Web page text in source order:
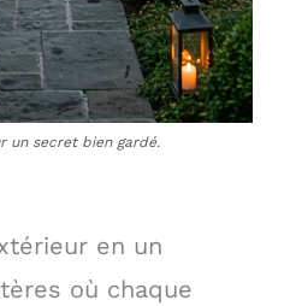
un secret bien gardé.
en un
où chaque